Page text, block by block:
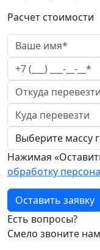
Расчет стоимости
Нажимая
обработку
Оставить заявку
Есть вопросы?
Смело звоните